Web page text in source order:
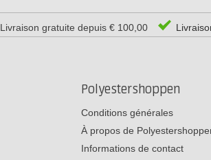
Livraison gratuite depuis € 100,00
Polyestershoppen
Conditions générales
À propos de
Informations de contact